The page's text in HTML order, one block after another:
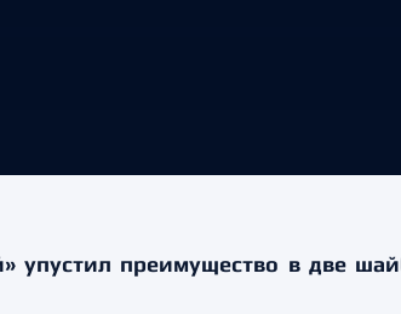
упустил преимущество в две